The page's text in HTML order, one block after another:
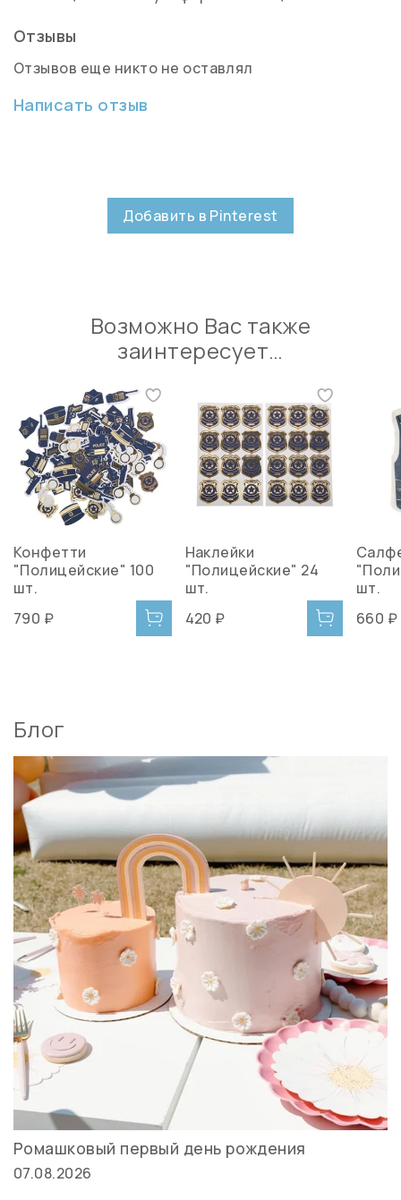
Отзывы
Отзывов еще никто не оставлял
Написать отзыв
Добавить в Pinterest
Возможно Вас также
заинтересует…
Конфетти
"Полицейские" 100
шт.
790 ₽
Наклейки
"Полицейские" 24
шт.
420 ₽
шт.
660 ₽
Блог
Ромашковый первый день рождения
07.08.2026